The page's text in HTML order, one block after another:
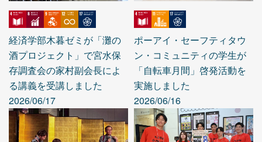
経済学部木暮ゼミが「灘の
酒プロジェクト」で宮水保
存調査会の家村副会長によ
る講義を受講しました
2026/06/17
ポーアイ・セーフティタウ
ン・コミュニティの学生が
「自転車月間」啓発活動を
実施しました
2026/06/16